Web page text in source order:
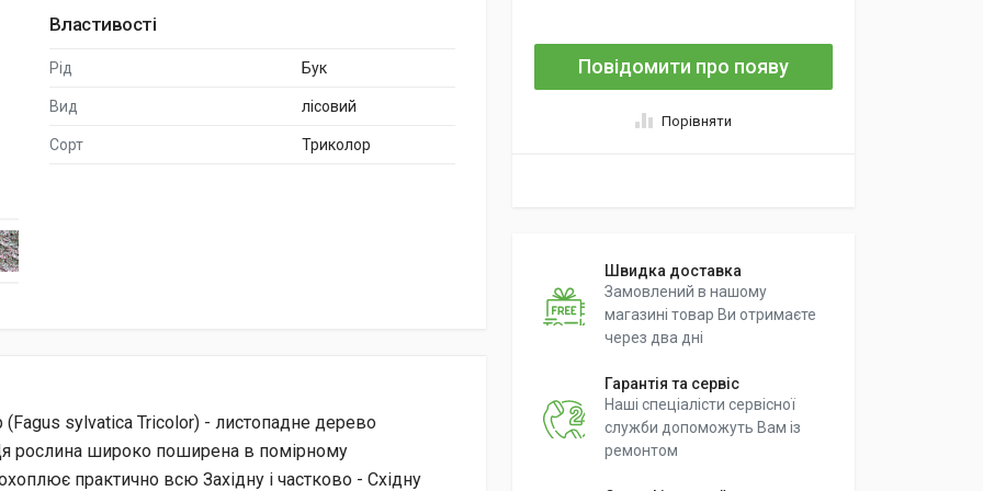
Властивості
Рід Бук
Вид лісовий
Сорт Триколор
Повідомити про появу
Порівняти
Швидка доставка
Замовлений в нашому
магазині товар Ви отримаєте
через два дні
Гарантія та сервіс
Наші спеціалісти сервісної
служби допоможуть Вам із
ремонтом
sylvatica Tricolor) - листопадне дерево
рослина широко поширена в помірному
практично всю Західну і частково - Східну